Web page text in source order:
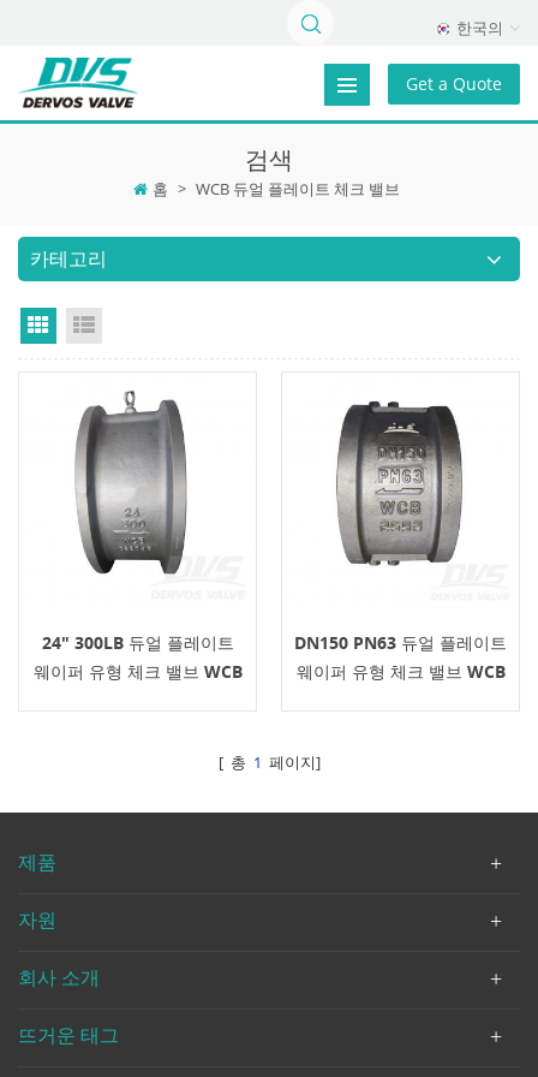
한국의
Get a Quote
검색
홈 > WCB 듀얼 플레이트 체크 밸브
카테고리
Grid View
24" 300LB 듀얼 플레이트
웨이퍼 유형 체크 밸브 WCB
DN150 PN63 듀얼 플레이트
웨이퍼 유형 체크 밸브 WCB
[ 총 1 페이지]
제품
자원
회사 소개
뜨거운 태그